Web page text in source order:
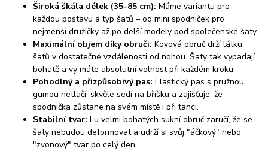
Široká škála délek (35–85 cm): Máme variantu pro
každou postavu a typ šatů – od mini spodniček pro
nejmenší družičky až po delší modely pod společenské šaty.
Maximální objem díky obruči: Kovová obruč drží látku
šatů v dostatečné vzdálenosti od nohou. Šaty tak vypadají
bohatě a vy máte absolutní volnost při každém kroku.
Pohodlný a přizpůsobivý pas: Elastický pas s pružnou
gumou netlačí, skvěle sedí na bříšku a zajišťuje, že
spodnička zůstane na svém místě i při tanci.
Stabilní tvar: I u velmi bohatých sukní obruč zaručí, že se
šaty nebudou deformovat a udrží si svůj "áčkový" nebo
"zvonový" tvar po celý den.